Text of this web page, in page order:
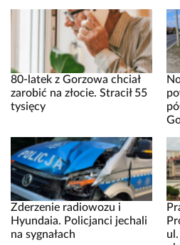
80-latek z Gorzowa chciał
zarobić na złocie. Stracił 55
tysięcy
Zderzenie radiowozu i
Hyundaia. Policjanci jechali
na sygnałach